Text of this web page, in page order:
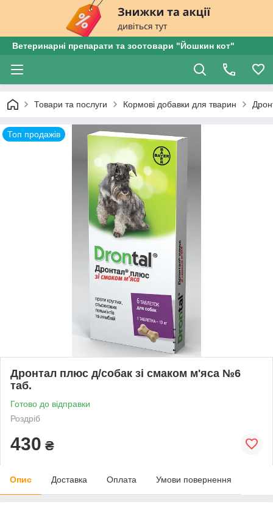
Ветеринарні препарати та зоотовари "Йошкин кот"
Товари та послуги Кормові добавки для тварин
Топ продажів
Дронтал плюс д/собак зі смаком м'яса №6
таб.
Готово до відправки
Роздріб
430 ₴
Опис Доставка Оплата Умови повернення